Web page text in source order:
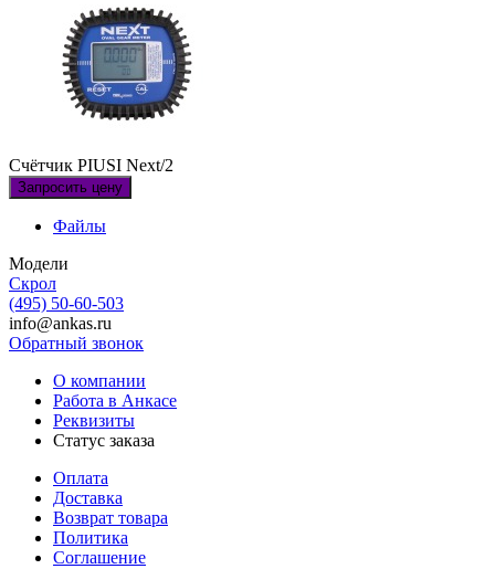
Счётчик PIUSI Next/2
Запросить цену
Файлы
Модели
Скрол
(495) 50-60-503
info@ankas.ru
Обратный звонок
О компании
Работа в Анкасе
Реквизиты
Статус заказа
Оплата
Доставка
Возврат товара
Политика
Соглашение